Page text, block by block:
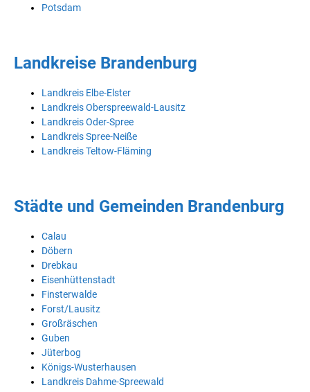
Potsdam
Landkreise Brandenburg
Landkreis Elbe-Elster
Landkreis Oberspreewald-Lausitz
Landkreis Oder-Spree
Landkreis Spree-Neiße
Landkreis Teltow-Fläming
Städte und Gemeinden Brandenburg
Calau
Döbern
Drebkau
Eisenhüttenstadt
Finsterwalde
Forst/Lausitz
Großräschen
Guben
Jüterbog
Königs-Wusterhausen
Landkreis Dahme-Spreewald